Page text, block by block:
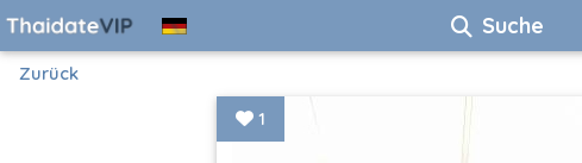
Suche
Zurück
1